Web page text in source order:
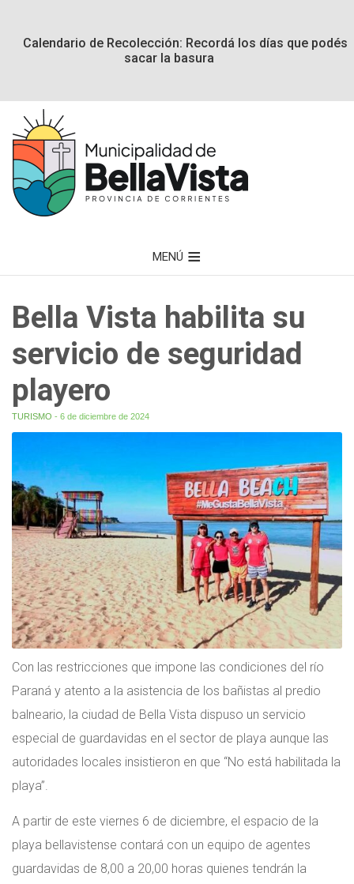
Calendario de Recolección: Recordá los días que podés
sacar la basura
MENÚ
Bella Vista habilita su
servicio de seguridad
playero
TURISMO - 6 de diciembre de 2024
Con las restricciones que impone las condiciones del río
Paraná y atento a la asistencia de los bañistas al predio
balneario, la ciudad de Bella Vista dispuso un servicio
especial de guardavidas en el sector de playa aunque las
autoridades locales insistieron en que “No está habilitada la
playa”.
A partir de este viernes 6 de diciembre, el espacio de la
playa bellavistense contará con un equipo de agentes
guardavidas de 8,00 a 20,00 horas quienes tendrán la